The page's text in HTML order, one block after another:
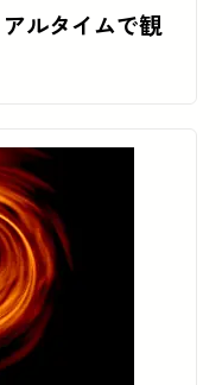
ルタイムで観